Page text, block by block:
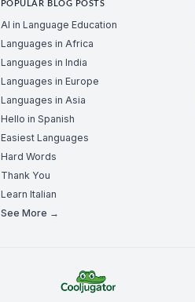
POPULAR BLOG POSTS
AI in Language Education
Languages in Africa
Languages in India
Languages in Europe
Languages in Asia
Hello in Spanish
Easiest Languages
Hard Words
Thank You
Learn Italian
See More →